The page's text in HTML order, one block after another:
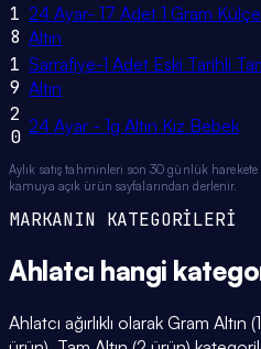
1
8
24 Ayar- 17 Adet 1 Gram Külçe
Altın
1
9
Sarrafiye-1 Adet Eski Tarihli
Altın
2
0 24 Ayar - 1g Altın Kız Bebek
Aylık satış tahminleri son 30 günlük
kamuya açık ürün sayfalarından derlenir.
MARKANIN KATEGORİLERİ
Ahlatcı hangi
Ahlatcı ağırlıklı olarak Gram